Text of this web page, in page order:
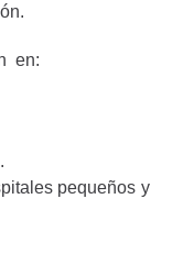
en:
pequeños y